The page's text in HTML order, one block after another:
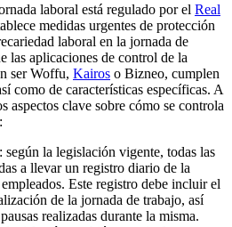
laboral está regulado por el Real
medidas urgentes de protección
laboral en la jornada de
las aplicaciones de control de la
ser Woffu, Kairos o Bizneo, cumplen
como de características específicas. A
aspectos clave sobre cómo se controla
según la legislación vigente, todas las
a llevar un registro diario de la
Este registro debe incluir el
de la jornada de trabajo, así
realizadas durante la misma.